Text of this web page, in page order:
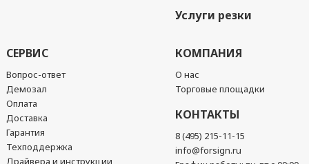
Услуги резки
СЕРВИС
Вопрос-ответ
Демозал
Оплата
Доставка
Гарантия
Техподдержка
Драйвера и инструкции
КОМПАНИЯ
О нас
Торговые площадки
КОНТАКТЫ
8 (495) 215-11-15
info@forsign.ru